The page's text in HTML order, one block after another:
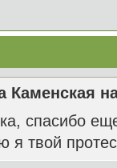
Каменская
спасибо
я твой